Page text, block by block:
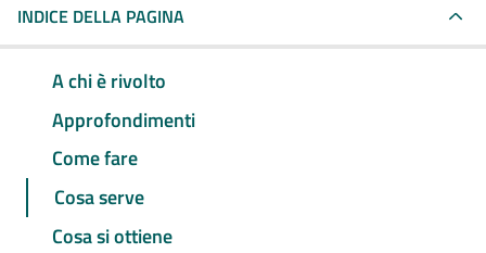
INDICE DELLA PAGINA
A chi è rivolto
Approfondimenti
Come fare
Cosa serve
Cosa si ottiene